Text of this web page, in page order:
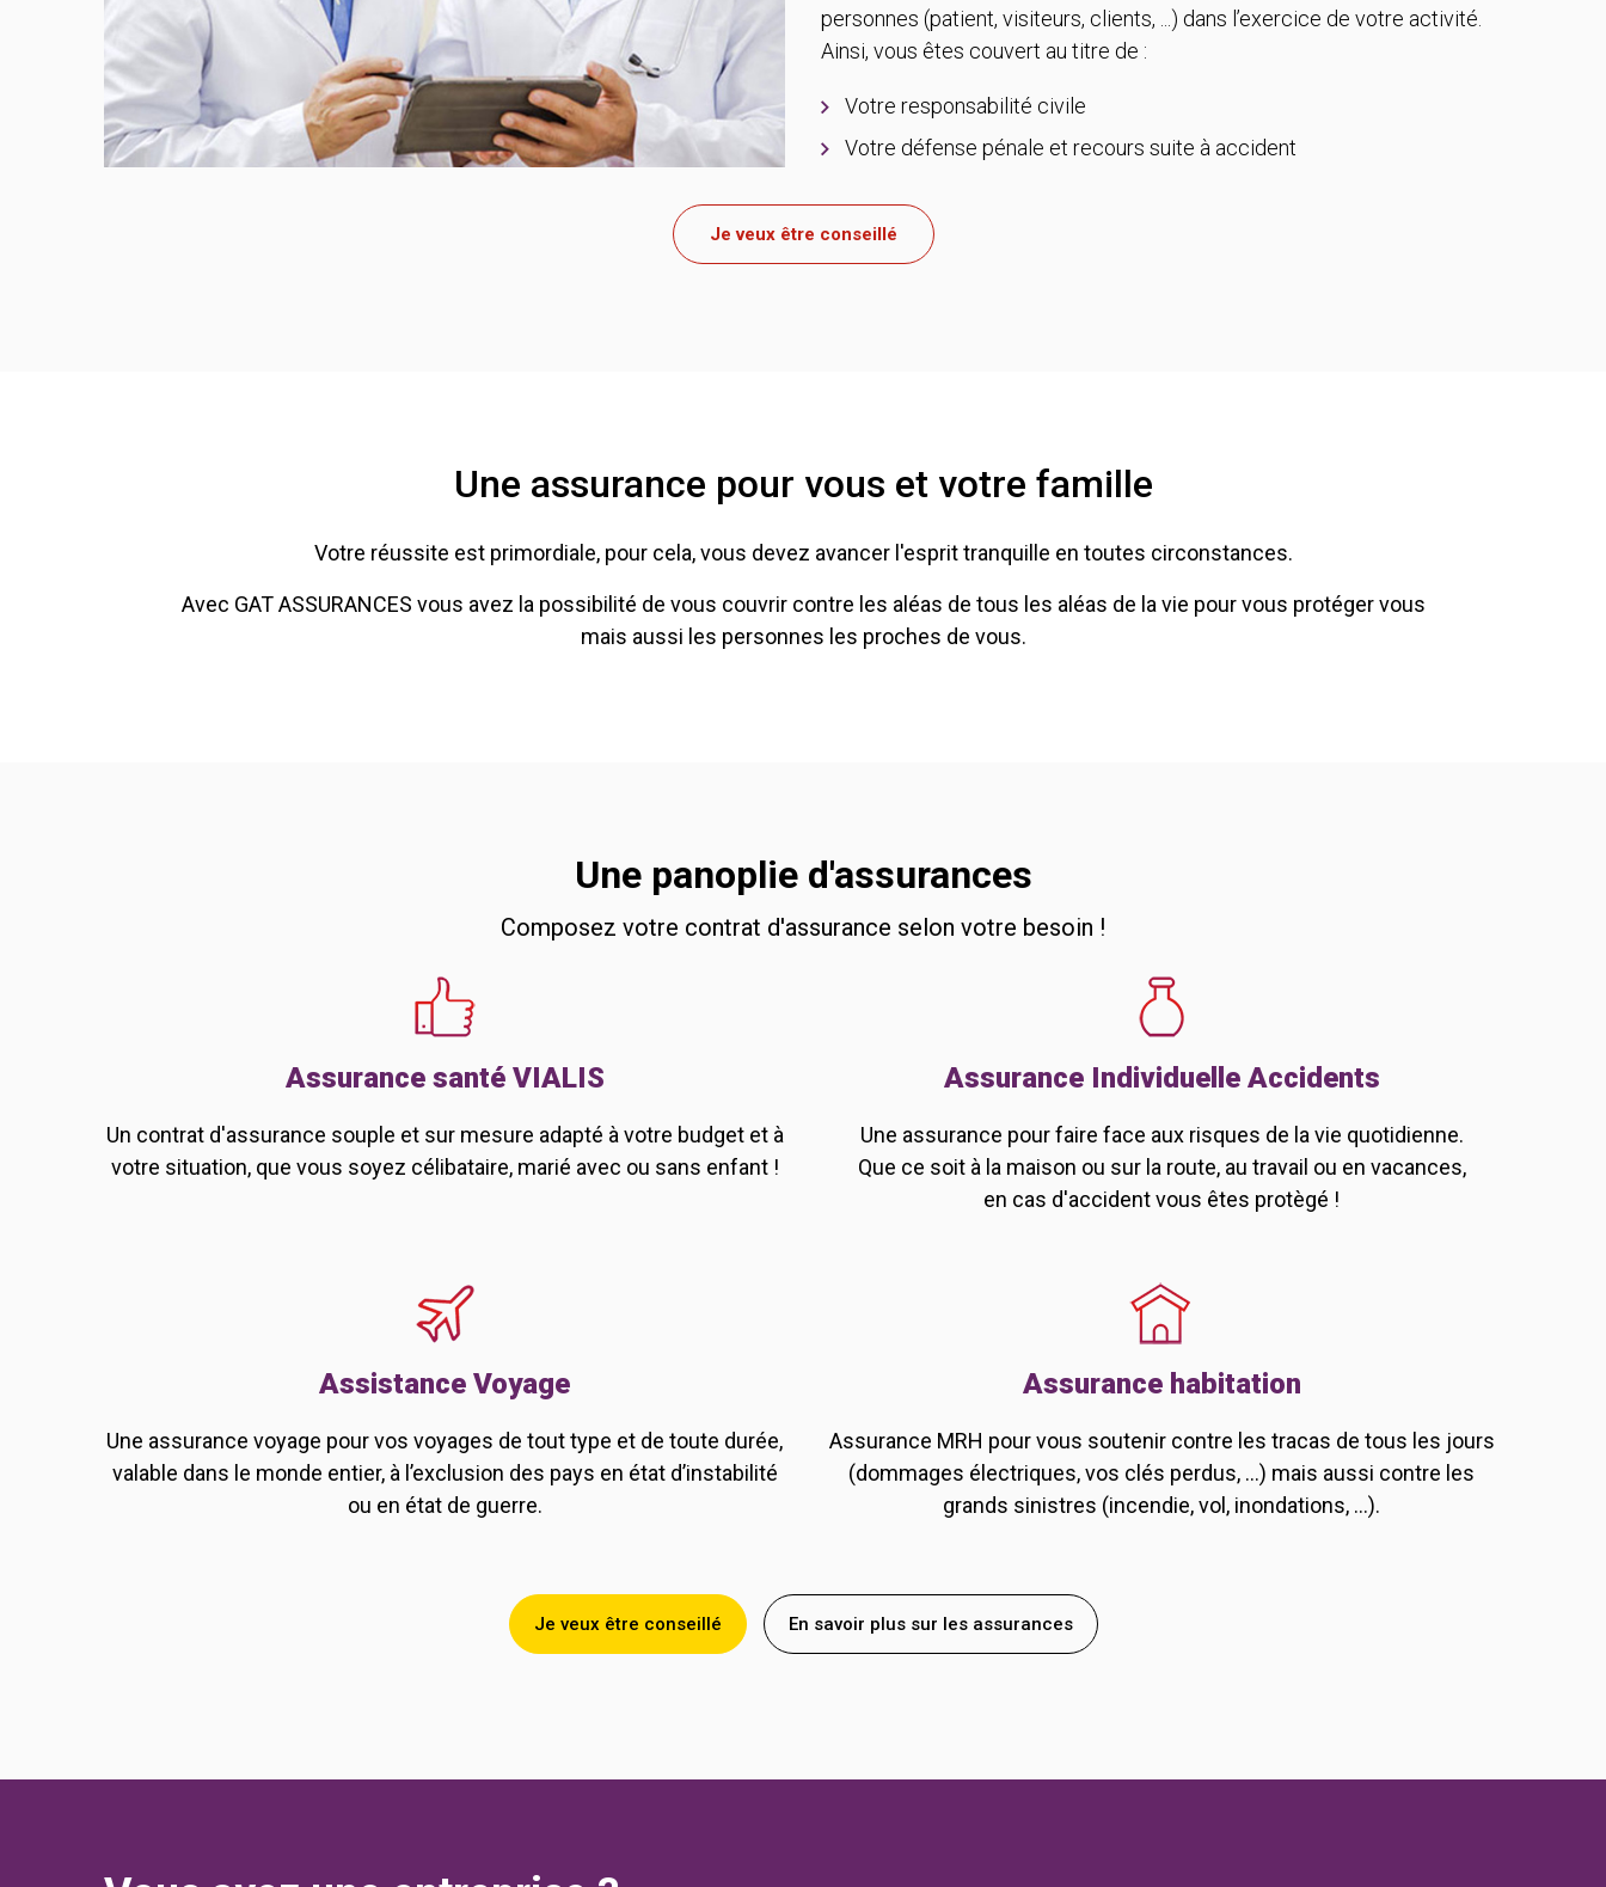
personnes (patient, visiteurs, clients, ...) dans l’exercice de votre activité.
Ainsi, vous êtes couvert au titre de :
Votre responsabilité civile
Votre défense pénale et recours suite à accident
Je veux être conseillé
Une assurance pour vous et votre famille
Votre réussite est primordiale, pour cela, vous devez avancer l'esprit tranquille en toutes circonstances.
Avec GAT ASSURANCES vous avez la possibilité de vous couvrir contre les aléas de tous les aléas de la vie pour vous protéger vous
mais aussi les personnes les proches de vous.
Une panoplie d'assurances
Composez votre contrat d'assurance selon votre besoin !
Assurance santé VIALIS
Un contrat d'assurance souple et sur mesure adapté à votre budget et à
votre situation, que vous soyez célibataire, marié avec ou sans enfant !
Assurance Individuelle Accidents
Une assurance pour faire face aux risques de la vie quotidienne.
Que ce soit à la maison ou sur la route, au travail ou en vacances,
en cas d'accident vous êtes protègé !
Assistance Voyage
Une assurance voyage pour vos voyages de tout type et de toute durée,
valable dans le monde entier, à l’exclusion des pays en état d’instabilité
ou en état de guerre.
Assurance habitation
Assurance MRH pour vous soutenir contre les tracas de tous les jours
(dommages électriques, vos clés perdus, ...) mais aussi contre les
grands sinistres (incendie, vol, inondations, ...).
Je veux être conseillé En savoir plus sur les assurances